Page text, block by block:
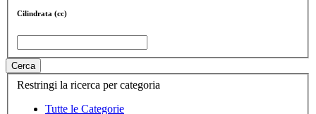
Cilindrata (cc)
Cerca
Restringi la ricerca per categoria
Tutte le Categorie